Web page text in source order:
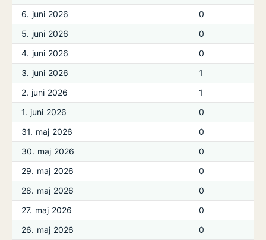
6. juni 2026
0
5. juni 2026
0
4. juni 2026
0
3. juni 2026
1
2. juni 2026
1
1. juni 2026
0
31. maj 2026
0
30. maj 2026
0
29. maj 2026
0
28. maj 2026
0
27. maj 2026
0
26. maj 2026
0